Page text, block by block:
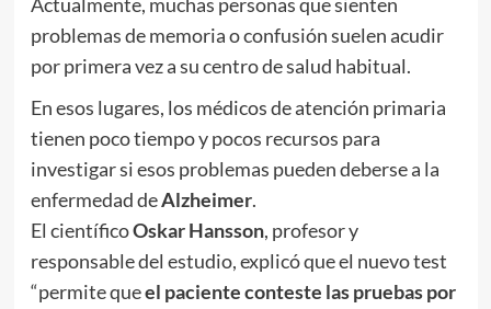
problemas de memoria o confusión suelen acudir
por primera vez a su centro de salud habitual.
En esos lugares, los médicos de atención primaria
tienen poco tiempo y pocos recursos para
investigar si esos problemas pueden deberse a la
enfermedad deAlzheimer.
El científicoOskar Hansson, profesor y
responsable del estudio, explicó que el nuevo test
“permite queel paciente conteste las pruebas por